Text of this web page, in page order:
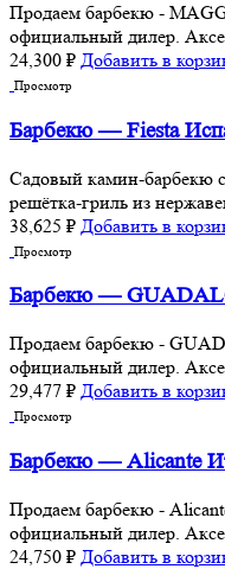
Продаем барбекю -
официальный дилер.
24,300 ₽ Добавить в
Просмотр
Барбекю — Fiesta
Cадовый камин-барбекю
решётка-гриль из
38,625 ₽ Добавить в
Просмотр
Барбекю —
Продаем барбекю -
официальный дилер.
29,477 ₽ Добавить в
Просмотр
Барбекю — Alicante
Продаем барбекю -
официальный дилер.
24,750 ₽ Добавить в